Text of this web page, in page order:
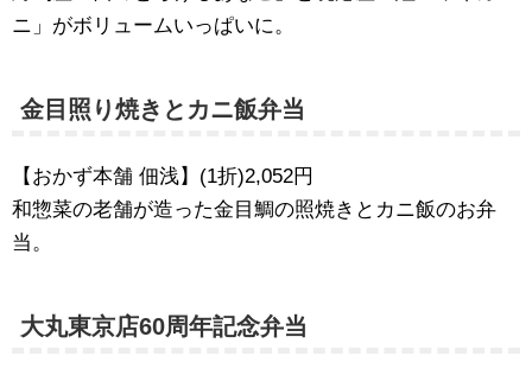
ニ」がボリュームいっぱいに。
金目照り焼きとカニ飯弁当
【おかず本舗 佃浅】(1折)2,052円
和惣菜の老舗が造った金目鯛の照焼きとカニ飯のお弁
当。
大丸東京店60周年記念弁当